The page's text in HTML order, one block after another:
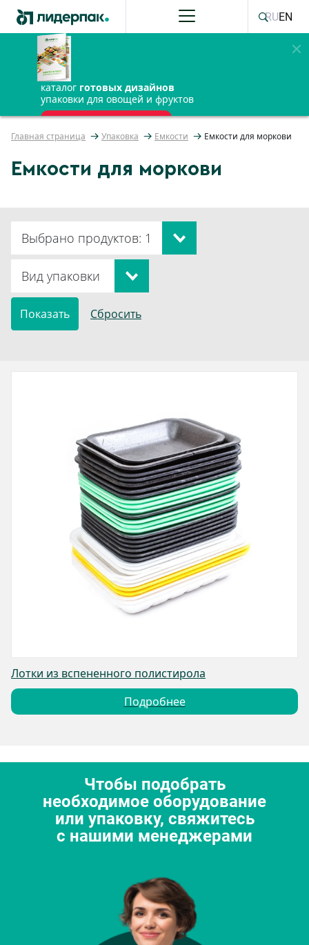
каталог готовых дизайнов
упаковки для овощей и фруктов
ПОЛУЧИТЬ БЕСПЛАТНО
RUEN
Главная страница Упаковка Емкости Емкости для моркови
Емкости для моркови
Выбрано продуктов: 1
Вид упаковки
Лотки из вспененного полистирола
Подробнее
Чтобы подобрать
необходимое оборудование
или упаковку, свяжитесь
с нашими менеджерами